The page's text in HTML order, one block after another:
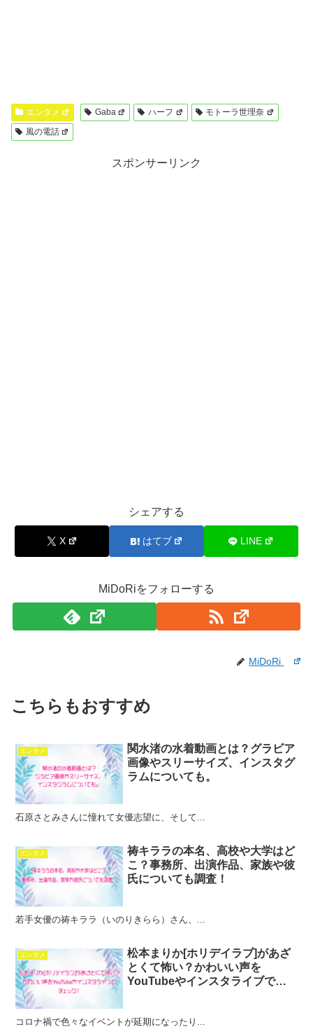
エンタメ Gaba ハーフ
モトーラ世理奈
風の電話
スポンサーリンク
シェアする
X はてブ LINE
MiDoRiをフォローする
MiDoRi
こちらもおすすめ
エンタメ
関水渚の水着動画とは？グラビア
画像やスリーサイズ、インスタグ
ラムについても。
石原さとみさんに憧れて女優志望に、そして...
エンタメ
祷キララの本名、高校や大学はど
こ？事務所、出演作品、家族や彼
氏についても調査！
若手女優の祷キララ（いのりきらら）さん、...
エンタメ
松本まりか[ホリデイラブ]があざ
とくて怖い？かわいい声を
YouTubeやインスタライブでチ
コロナ禍で色々なイベントが延期になったり...